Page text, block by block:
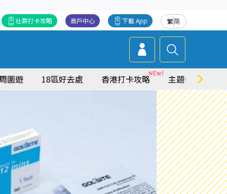
繁简
下載 App
商戶中心
社群打卡攻略
圍遊 18區好去處 香港打卡攻略 主題特集